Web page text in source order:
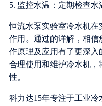
5. 监控水温：定期检查水
恒流水泵实验室冷水机
作用。通过的详解，相
作原理及应用有了更深入
合理使用和维护冷水机
性。
科力达15年专注于工业